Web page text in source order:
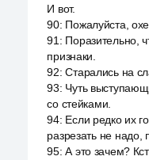
И вот.
90: Пожалуйста,
91 : Поразительно,
признаки.
92:Старались на
93: Чуть
со стейками.
94: Если редко их
разрезать не надо,
95:А это зачем?